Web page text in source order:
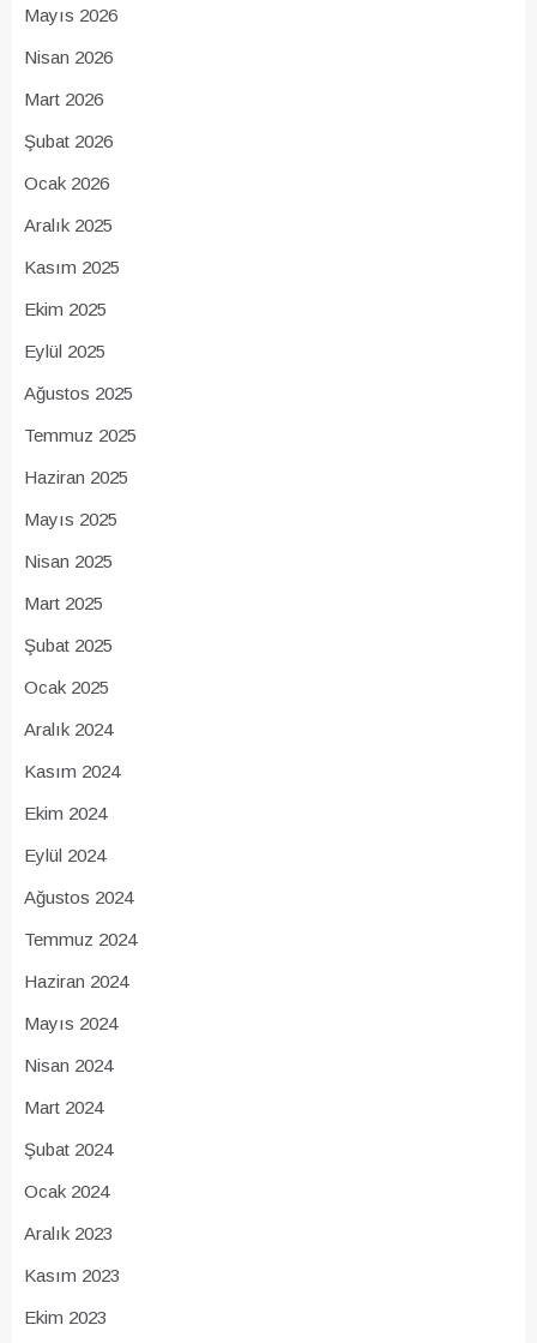
Mayıs 2026
Nisan 2026
Mart 2026
Şubat 2026
Ocak 2026
Aralık 2025
Kasım 2025
Ekim 2025
Eylül 2025
Ağustos 2025
Temmuz 2025
Haziran 2025
Mayıs 2025
Nisan 2025
Mart 2025
Şubat 2025
Ocak 2025
Aralık 2024
Kasım 2024
Ekim 2024
Eylül 2024
Ağustos 2024
Temmuz 2024
Haziran 2024
Mayıs 2024
Nisan 2024
Mart 2024
Şubat 2024
Ocak 2024
Aralık 2023
Kasım 2023
Ekim 2023